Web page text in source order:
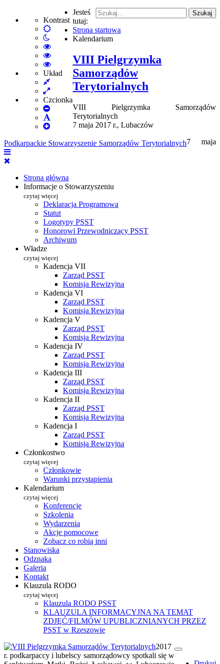
Kontrast
Default
mode
Włącz
tryb
nocny
High
Contrast
Black
White
High
Contrast
Black
High
Contrast
mode
Układ
Fixed
layout
Wide
layout
Czcionka
Set
Smaller
Font
Set
Font
Szukaj
Podkarpackie Stowarzyszenie Samorządów Terytorialnych
Strona główna
Informacje o Stowarzyszeniu
czytaj więcej
Deklaracja Programowa
Statut
Logotypy PSST
Honorowi Przewodniczący PSST
Archiwum
Władze
czytaj więcej
Kadencja VII
Zarząd PSST
Komisja Rewizyjna
Kadencja VI
Zarząd PSST
Komisja Rewizyjna
Kadencja V
Zarząd PSST
Komisja Rewizyjna
Kadencja IV
Zarząd PSST
Komisja Rewizyjna
Kadencja III
Zarząd PSST
Komisja Rewizyjna
Kadencja II
Zarząd PSST
Komisja Rewizyjna
Kadencja I
Zarząd PSST
Komisja Rewizyjna
Członkostwo
czytaj więcej
Członkowie
Warunki przystąpienia
Kalendarium
czytaj więcej
Konferencje
Szkolenia
Wydarzenia
Akcje pomocowe
Zobacz co robią inni
Stanowiska
Odznaka
Galeria
Kontakt
Klauzula RODO
czytaj więcej
Klauzula RODO PSST
KLAUZULA INFORMACYJNA NA TEMAT
ZDJĘĆ/FILMÓW UPUBLICZNIANYCH PRZEZ
PSST w Rzeszowie
Jesteś
tutaj:
Strona startowa
Kalendarium
VIII Pielgrzymka
Samorządów
Terytorialnych
VIII Pielgrzymka Samorządów
Terytorialnych
7 maja 2017 r., Lubaczów
7 maja
2017
r. podkarpaccy i lubelscy samorządowcy spotkali się w